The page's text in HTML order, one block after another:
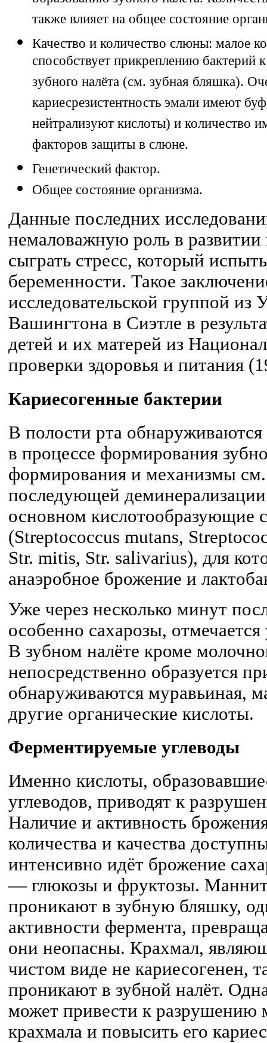
также влияет на общее состояние
Качество и количество слюны: малое
способствует прикреплению бактерий
зубного налёта (см. зубная бляшка).
кариесрезистентность эмали имеют
нейтрализуют кислоты) и количество
факторов защиты в слюне.
Генетический фактор.
Общее состояние организма.
Данные последних
немаловажную роль в развитии
сыграть стресс, который
беременности. Такое
исследовательской группой из
Вашингтона в Сиэтле в
детей и их матерей из
проверки здоровья и питания
Кариесогенные бактерии
В полости рта
в процессе формирования
формирования и механизмы
последующей
основном кислотообразующие
(Streptococcus mutans,
Str. mitis, Str. salivarius), для
анаэробное брожение и
Уже через несколько минут
особенно сахарозы,
В зубном налёте кроме
непосредственно образуется
обнаруживаются муравьиная,
другие органические кислоты.
Ферментируемые углеводы
Именно кислоты,
углеводов, приводят к
Наличие и активность
количества и качества
интенсивно идёт брожение
— глюкозы и фруктозы.
проникают в зубную бляшку,
активности фермента,
они неопасны. Крахмал,
чистом виде не кариесогенен,
проникают в зубной налёт.
может привести к разрушению
крахмала и повысить его